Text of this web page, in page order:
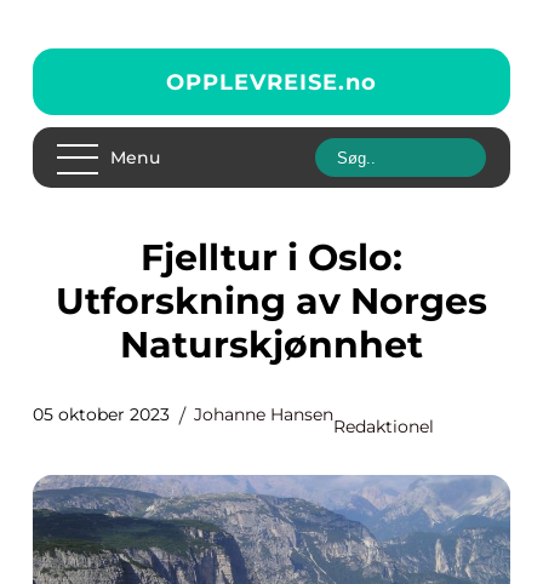
OPPLEVREISE.no
Menu
Fjelltur i Oslo:
Utforskning av Norges
Naturskjønnhet
05 oktober 2023 Johanne Hansen
Redaktionel